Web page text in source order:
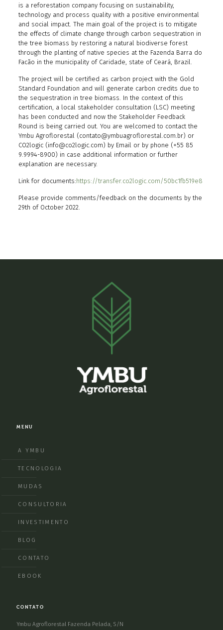
is a reforestation company focusing on sustainability,
technology and process quality with a positive environmental
and social impact. The main goal of the project is to mitigate
the effects of climate change through carbon sequestration in
the tree biomass by restoring a natural biodiverse forest
through the planting of native species at the Fazenda Barra do
Facão in the municipality of Caridade, state of Ceará, Brazil.
The project will be certified as carbon project with the Gold
Standard Foundation and will generate carbon credits due to
the sequestration in tree biomass. In the context of this
certification, a local stakeholder consultation (LSC) meeting
has been conducted and now the Stakeholder Feedback
Round is being carried out. You are welcomed to contact the
Ymbu Agroflorestal (contato@ymbuagroflorestal. com.br) or
CO2logic (info@co2logic.com) by Email or by phone (+55 85
9.9994-8900) in case additional information or further
explanation are necessary.
Link for documents:https://transfer.co2logic.com/50bc1fb519e8
Please provide comments/feedback on the documents by the
29th of October 2022.
MENU
A YMBU
TECNOLOGIA
MUDAS
CONSULTORIA
INVESTIMENTO
BLOG
CONTATO
EBOOK
CONTATO
Ymbu Agroflorestal Fazenda Pelada, S/N